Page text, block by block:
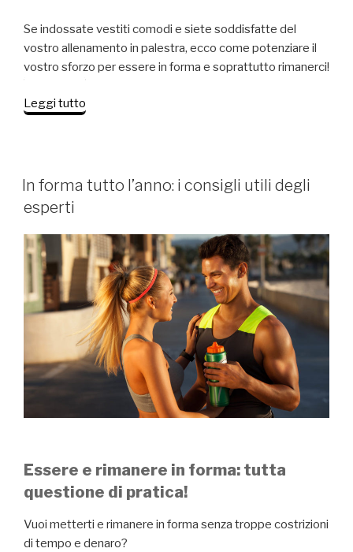
Se indossate vestiti comodi e siete soddisfatte del
vostro allenamento in palestra, ecco come potenziare il
vostro sforzo per essere in forma e soprattutto rimanerci!
Leggi tutto
buone
alla
palestra”
PUBBLICATO
IL
In forma tutto l’anno: i consigli utili degli
esperti
Essere e rimanere in forma: tutta
questione di pratica!
Vuoi metterti e rimanere in forma senza troppe costrizioni
di tempo e denaro?